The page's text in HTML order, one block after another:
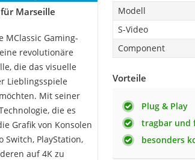
Marseille
MClassic Gaming-
revolutionäre
die das visuelle
Lieblingsspiele
Mit seiner
die es
Grafik von Konsolen
Switch, PlayStation,
auf 4K zu
Modell
S-Video
Component
Vorteile
Plug & Play
tragbar und
besonders